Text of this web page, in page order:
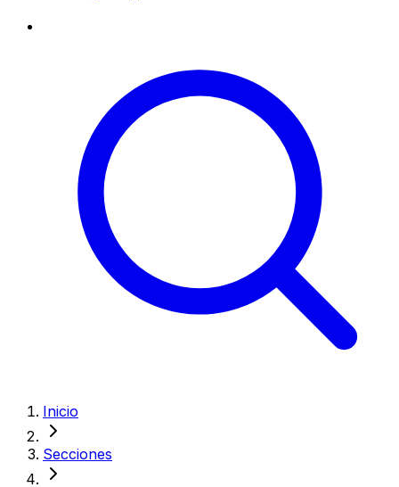
Inicio
Secciones